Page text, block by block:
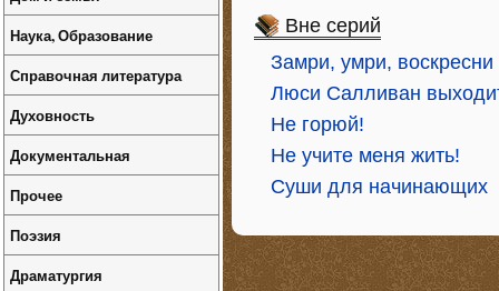
Вне серий
Замри, умри, воскресни
Люси Салливан
Не горюй!
Не учите меня жить!
Суши для начинающих
Наука, Образование
Справочная литература
Духовность
Документальная
Прочее
Поэзия
Драматургия